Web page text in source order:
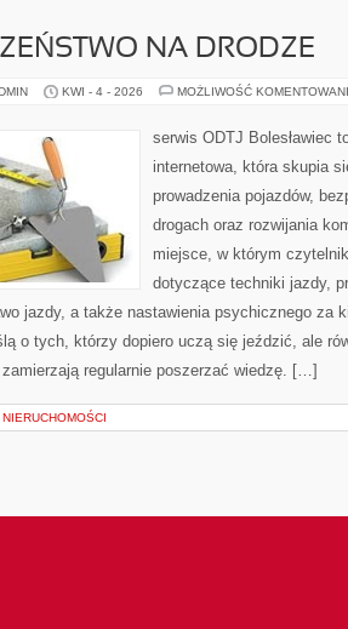
NA DRODZE
KWI - 4 - 2026 MOŻLIWOŚĆ
serwis ODTJ Bolesławiec
internetowa, która skupia
prowadzenia pojazdów,
drogach oraz rozwijania
miejsce, w którym
dotyczące techniki jazdy,
jazdy, a także nastawienia psychicznego za
o tych, którzy dopiero uczą się jeździć, ale
regularnie poszerzać wiedzę. […]
NIERUCHOMOŚCI